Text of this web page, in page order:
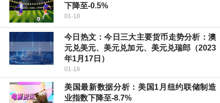
下降至-0.5%
01-18
今日热文：今日三大主要货币走势分析：澳
元兑美元、美元兑加元、美元兑瑞郎（2023
年1月17日）
01-18
美国最新数据分析：美国1月纽约联储制造
业指数下降至-8.7%